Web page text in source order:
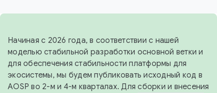
Начиная с 2026 года, в соответствии с нашей
моделью стабильной разработки основной ветки и
для обеспечения стабильности платформы для
экосистемы, мы будем публиковать исходный код в
AOSP во 2-м и 4-м кварталах. Для сборки и внесения